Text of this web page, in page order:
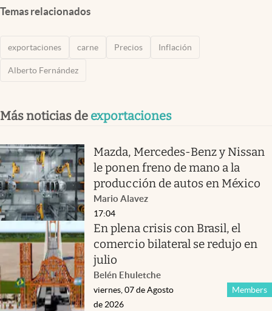
Temas relacionados
exportaciones carne Precios Inflación
Alberto Fernández
Más noticias de exportaciones
Mazda, Mercedes-Benz y Nissan
le ponen freno de mano a la
producción de autos en México
Mario Alavez
17:04
En plena crisis con Brasil, el
comercio bilateral se redujo en
julio
Belén Ehuletche
Members
viernes, 07 de Agosto
de 2026